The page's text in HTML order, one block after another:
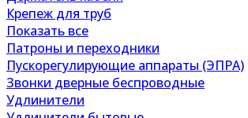
Крепеж для труб
Показать все
Патроны и переходники
Пускорегулирующие аппараты (ЭПРА)
Звонки дверные беспроводные
Удлинители